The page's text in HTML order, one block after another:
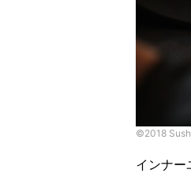
©︎2018
インナー